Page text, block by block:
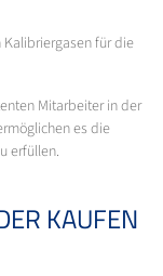
für die
Mitarbeiter in der
es die
erfüllen.
KAUFEN